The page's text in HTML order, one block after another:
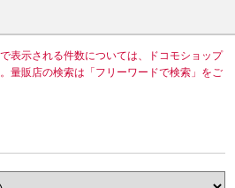
表示される件数については、ドコモショップ
量販店の検索は「フリーワードで検索」をご